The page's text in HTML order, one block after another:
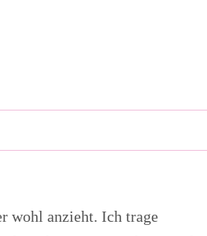
wohl anzieht. Ich trage